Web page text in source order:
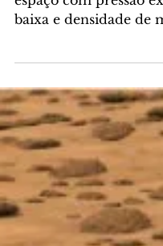
Universo
baixa e densidade de
inexistente. Isso se